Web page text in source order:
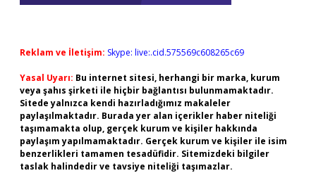
Reklam ve İletişim: Skype: live:.cid.575569c608265c69
Yasal Uyarı: Bu internet sitesi, herhangi bir marka, kurum
veya şahıs şirketi ile hiçbir bağlantısı bulunmamaktadır.
Sitede yalnızca kendi hazırladığımız makaleler
paylaşılmaktadır. Burada yer alan içerikler haber niteliği
taşımamakta olup, gerçek kurum ve kişiler hakkında
paylaşım yapılmamaktadır. Gerçek kurum ve kişiler ile isim
benzerlikleri tamamen tesadüfidir. Sitemizdeki bilgiler
taslak halindedir ve tavsiye niteliği taşımazlar.